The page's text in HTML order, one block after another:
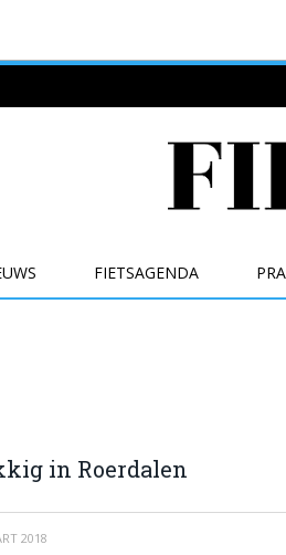
FIETSAGENDA
in Roerdalen
2018